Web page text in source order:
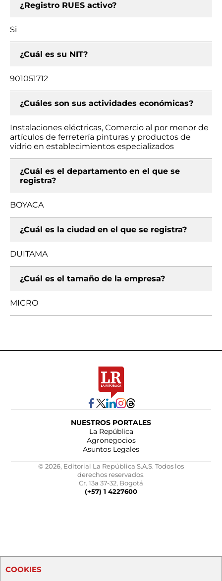
¿Registro RUES activo?
Si
¿Cuál es su NIT?
901051712
¿Cuáles son sus actividades económicas?
Instalaciones eléctricas, Comercio al por menor de
artículos de ferretería pinturas y productos de
vidrio en establecimientos especializados
¿Cuál es el departamento en el que se
registra?
BOYACA
¿Cuál es la ciudad en el que se registra?
DUITAMA
¿Cuál es el tamaño de la empresa?
MICRO
NUESTROS PORTALES
La República
Agronegocios
Asuntos Legales
© 2026, Editorial La República S.A.S. Todos los
derechos reservados.
Cr. 13a 37-32, Bogotá
(+57) 1 4227600
COOKIES